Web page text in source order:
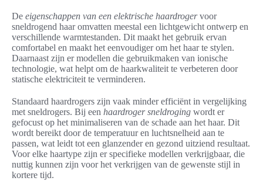
De eigenschappen van een elektrische haardrogervoor
sneldrogend haar omvatten meestal een lichtgewicht ontwerp en
verschillende warmtestanden. Dit maakt het gebruik ervan
comfortabel en maakt het eenvoudiger om het haar te stylen.
Daarnaast zijn er modellen die gebruikmaken van ionische
technologie, wat helpt om de haarkwaliteit te verbeteren door
statische elektriciteit te verminderen.
Standaard haardrogers zijn vaak minder efficiënt in vergelijking
met sneldrogers. Bij een haardroger sneldroging wordt er
gefocust op het minimaliseren van de schade aan het haar. Dit
wordt bereikt door de temperatuur en luchtsnelheid aan te
passen, wat leidt tot een glanzender en gezond uitziend resultaat.
Voor elke haartype zijn er specifieke modellen verkrijgbaar, die
nuttig kunnen zijn voor het verkrijgen van de gewenste stijl in
kortere tijd.